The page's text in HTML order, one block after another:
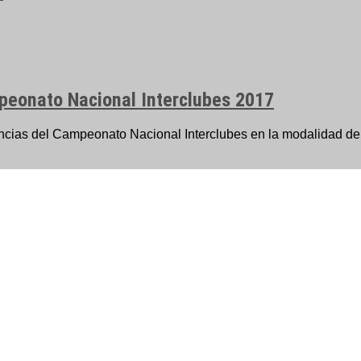
Nacional Interclubes 2017
del Campeonato Nacional Interclubes en la modalidad